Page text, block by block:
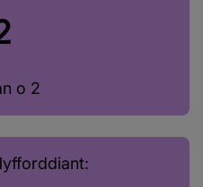
o 2